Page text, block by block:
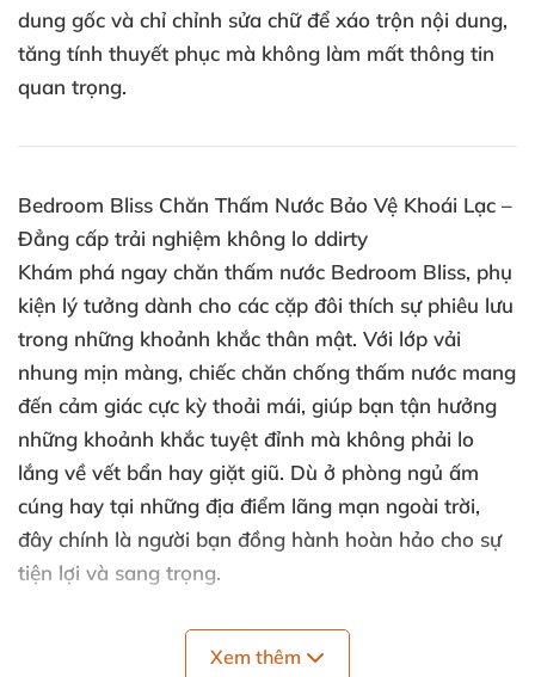
dung gốc và chỉ chỉnh sửa chữ để xáo trộn nội dung,
tăng tính thuyết phục mà không làm mất thông tin
quan trọng.
Bedroom Bliss Chăn Thấm Nước Bảo Vệ Khoái Lạc –
Đẳng cấp trải nghiệm không lo ddirty
Khám phá ngay chăn thấm nước Bedroom Bliss, phụ
kiện lý tưởng dành cho các cặp đôi thích sự phiêu lưu
trong những khoảnh khắc thân mật. Với lớp vải
nhung mịn màng, chiếc chăn chống thấm nước mang
đến cảm giác cực kỳ thoải mái, giúp bạn tận hưởng
những khoảnh khắc tuyệt đỉnh mà không phải lo
lắng về vết bẩn hay giặt giũ. Dù ở phòng ngủ ấm
cúng hay tại những địa điểm lãng mạn ngoài trời,
đây chính là người bạn đồng hành hoàn hảo cho sự
tiện lợi và sang trọng.
Tính Năng Nổi Bật của Chăn Thấm Nước Bedroom
Xem thêm